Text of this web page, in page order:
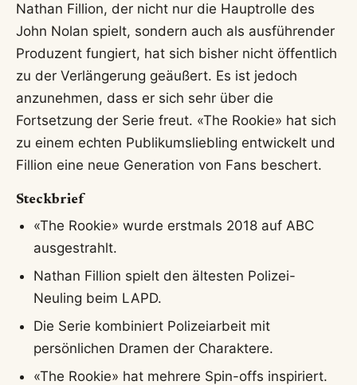
Nathan Fillion, der nicht nur die Hauptrolle des
John Nolan spielt, sondern auch als ausführender
Produzent fungiert, hat sich bisher nicht öffentlich
zu der Verlängerung geäußert. Es ist jedoch
anzunehmen, dass er sich sehr über die
Fortsetzung der Serie freut. «The Rookie» hat sich
zu einem echten Publikumsliebling entwickelt und
Fillion eine neue Generation von Fans beschert.
Steckbrief
«The Rookie» wurde erstmals 2018 auf ABC
ausgestrahlt.
Nathan Fillion spielt den ältesten Polizei-
Neuling beim LAPD.
Die Serie kombiniert Polizeiarbeit mit
persönlichen Dramen der Charaktere.
«The Rookie» hat mehrere Spin-offs inspiriert.